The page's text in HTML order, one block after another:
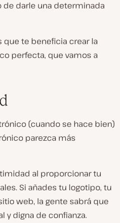
de darle una determinada
que te beneficia crear la
perfecta, que vamos a
(cuando se hace bien)
parezca más
al proporcionar tu
Si añades tu logotipo, tu
web, la gente sabrá que
y digna de confianza.